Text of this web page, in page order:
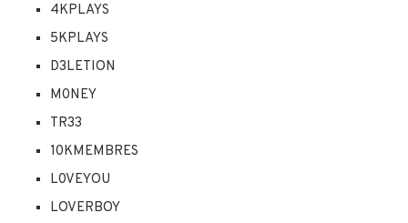
4KPLAYS
5KPLAYS
D3LETION
M0NEY
TR33
10KMEMBRES
L0VEYOU
LOVERBOY